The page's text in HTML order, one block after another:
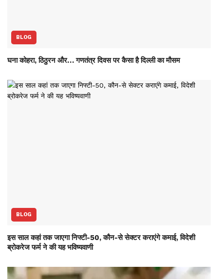
BLOG
घना कोहरा, ठिठुरन और… गणतंत्र दिवस पर कैसा है दिल्ली का मौसम
BLOG
इस साल कहां तक जाएगा निफ्टी-50, कौन-से सेक्‍टर कराएंगे कमाई, विदेशी
ब्रोकरेज फर्म ने की यह भविष्‍यवाणी